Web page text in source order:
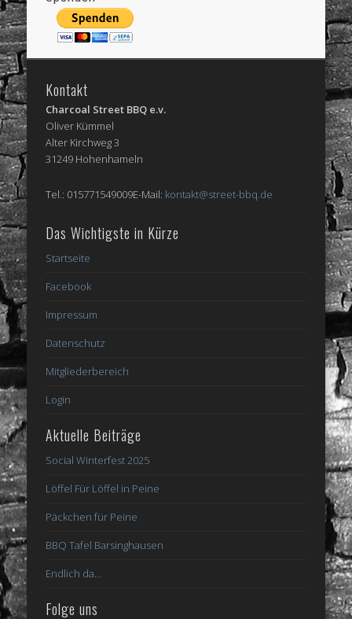
Kontakt
Charcoal Street BBQ e.v.
Oliver Kümmel
Alter Kirchweg 3
31249 Hohenhameln
Tel.: 015771549009E-Mail: kontakt@street-bbq.de
Das Wichtigste in Kürze
Startseite
Facebook
Impressum
Datenschutz
Mitgliederbereich
Login
Aktuelle Beiträge
Social Winterfest 2025
Löffel Für Löffel in Peine
Päckchen für Peine
BBQ Tafel Barsinghausen
Endlich da…
Folge uns